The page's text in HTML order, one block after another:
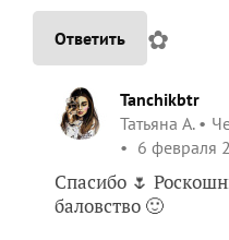
Ответить ✿
Tanchikbtr
Татьяна А.
6 февраля
Спасибо 🌷
баловство 🙂